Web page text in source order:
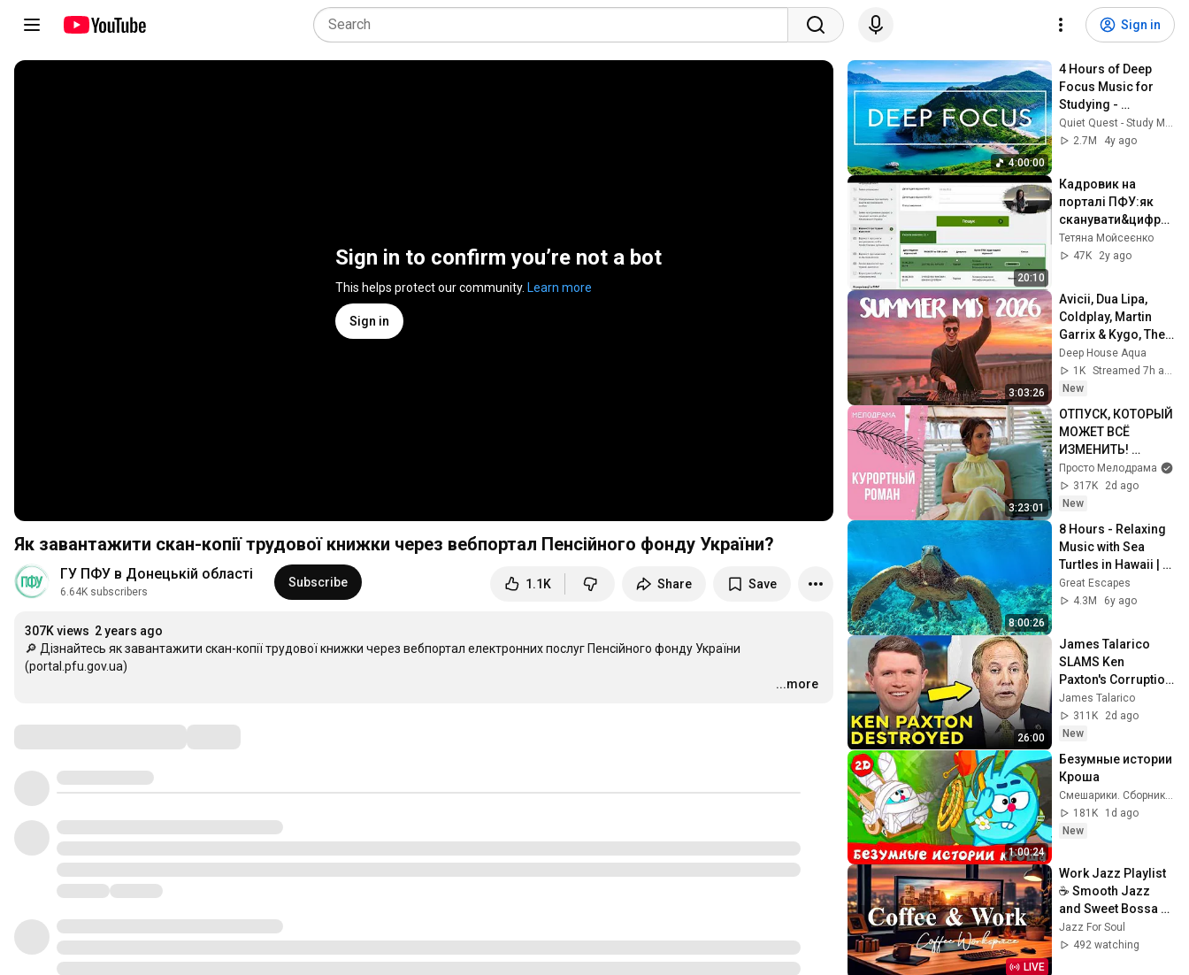
Sign in
Sign in to confirm you’re not a bot
This helps protect our community. Learn more
Sign in
Як завантажити скан-копії трудової книжки через вебпортал Пенсійного фонду України?
ГУ ПФУ в Донецькій області
6.64K subscribers
Subscribe 1.1K Share Save
307K views 2 years ago
🔎 Дізнайтесь як завантажити скан-копії трудової книжки через вебпортал електронних послуг Пенсійного фонду України
(portal.pfu.gov.ua)
...more
4:00:00
4 Hours of Deep
Focus Music for
Studying -
Concentration
Music For Deep
Quiet Quest - Study Music
2.7M
4y ago
20:10
Кадровик на
порталі ПФУ:як
сканувати&цифрув
ати трудову
книжку чи записи
Тетяна Мойсеєнко
47K
2y ago
3:03:26
Avicii, Dua Lipa,
Coldplay, Martin
Garrix & Kygo, The
Chainsmokers
Style - SUMMER
DEEP HOUSE Mix
Deep House Aqua
1K
Streamed 7h ago
New
3:23:01
ОТПУСК, КОТОРЫЙ
МОЖЕТ ВСЁ
ИЗМЕНИТЬ!
Курортный роман.
Все серии
Просто Мелодрама
317K
2d ago
New
8:00:26
8 Hours - Relaxing
Music with Sea
Turtles in Hawaii |
Great Escapes
Great Escapes
4.3M
6y ago
26:00
James Talarico
SLAMS Ken
Paxton's Corruption
LIVE ON AIR
James Talarico
311K
2d ago
New
1:00:24
Безумные истории
Кроша
181K
1d ago
New
LIVE
Work Jazz Playlist
☕ Smooth Jazz
and Sweet Bossa
Nova Music for
Work, Study & Relax
Jazz For Soul
492 watching